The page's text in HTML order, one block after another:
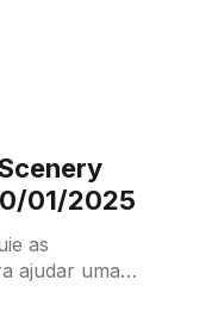
01/2025
ajudar uma